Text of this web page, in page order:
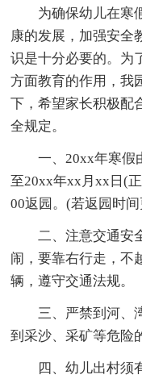
为确保幼儿在寒
康的发展，加强安全
识是十分必要的。为
方面教育的作用，我
下，希望家长积极配
全规定。
一、20xx年寒假
至20xx年xx月xx日(
00返园。(若返园时
二、注意交通安
闹，要靠右行走，不
辆，遵守交通法规。
三、严禁到河、
到采沙、采矿等危险
四、幼儿出村须